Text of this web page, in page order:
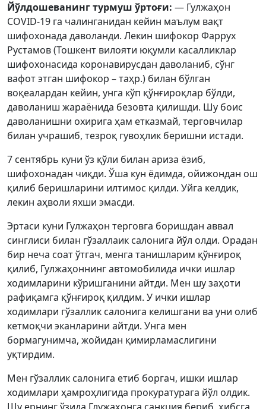
Йўлдошеванинг турмуш ўртоғи: — Гулжаҳон
COVID-19 га чалинганидан кейин маълум вақт
шифохонада даволанди. Лекин шифокор Фаррух
Рустамов (Тошкент вилояти юқумли касалликлар
шифохонасида коронавирусдан даволаниб, сўнг
вафот этган шифокор – таҳр.) билан бўлган
воқеалардан кейин, унга кўп қўнғироқлар бўлди,
даволаниш жараёнида безовта қилишди. Шу боис
даволанишни охирига ҳам етказмай, терговчилар
билан учрашиб, тезроқ гувоҳлик беришни истади.
7 сентябрь куни ўз қўли билан ариза ёзиб,
шифохонадан чиқди. Ўша кун ёдимда, ойижондан ош
қилиб беришларини илтимос қилди. Уйга келдик,
лекин аҳволи яхши эмасди.
Эртаси куни Гулжаҳон терговга боришдан аввал
синглиси билан гўзаллаик салонига йўл олди. Орадан
бир неча соат ўтгач, менга танишларим қўнғироқ
қилиб, Гулжаҳоннинг автомобилида ички ишлар
ходимларини кўришганини айтди. Мен шу заҳоти
рафиқамга қўнғироқ қилдим. У ички ишлар
ходимлари гўзаллик салонига келишгани ва уни олиб
кетмоқчи эканларини айтди. Унга мен
бормагунимча, жойидан қимирламаслигини
уқтирдим.
Мен гўзаллик салонига етиб боргач, ишки ишлар
ходимлари ҳамроҳлигида прокуратурага йўл олдик.